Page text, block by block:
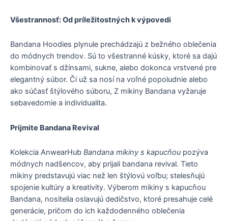
Všestrannosť: Od príležitostných k výpovedi
Bandana Hoodies plynule prechádzajú z bežného oblečenia
do módnych trendov. Sú to všestranné kúsky, ktoré sa dajú
kombinovať s džínsami, sukne, alebo dokonca vrstvené pre
elegantný súbor. Či už sa nosí na voľné popoludnie alebo
ako súčasť štýlového súboru, Z mikiny Bandana vyžaruje
sebavedomie a individualita.
Prijmite Bandana Revival
Kolekcia AnwearHub Bandana mikiny s kapucňou pozýva
módnych nadšencov, aby prijali bandana revival. Tieto
mikiny predstavujú viac než len štýlovú voľbu; stelesňujú
spojenie kultúry a kreativity. Výberom mikiny s kapucňou
Bandana, nositelia oslavujú dedičstvo, ktoré presahuje celé
generácie, pričom do ich každodenného oblečenia